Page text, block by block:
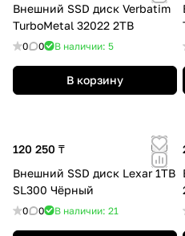
Внешний SSD диск Verbatim
TurboMetal 32022 2TB
0 0 В наличии: 5
В корзину
120 250 ₸
Внешний SSD диск Lexar 1TB
SL300 Чёрный
0 0 В наличии: 21